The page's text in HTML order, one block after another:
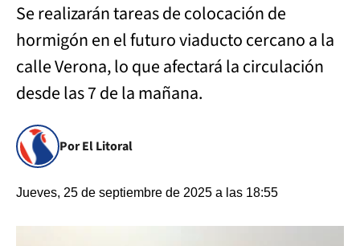
Se realizarán tareas de colocación de
hormigón en el futuro viaducto cercano a la
calle Verona, lo que afectará la circulación
desde las 7 de la mañana.
Por El Litoral
Jueves, 25 de septiembre de 2025 a las 18:55